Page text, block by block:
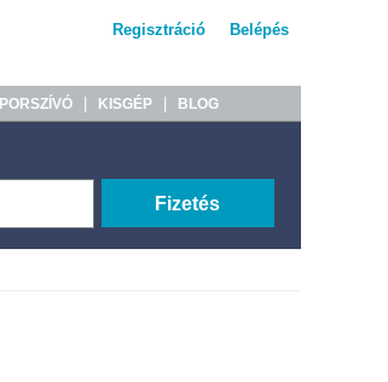
Regisztráció Belépés
PORSZÍVÓ KISGÉP BLOG
Fizetés